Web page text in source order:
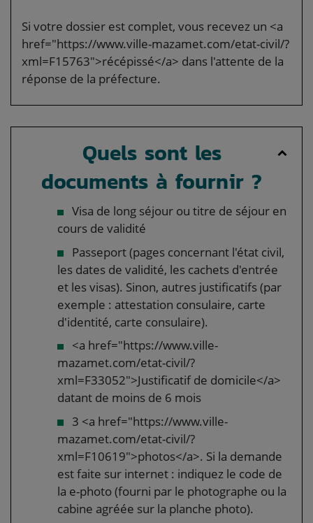
Si votre dossier est complet, vous recevez un <a
href="https://www.ville-mazamet.com/etat-civil/?
xml=F15763">récépissé</a> dans l'attente de la
réponse de la préfecture.
Quels sont les
documents à fournir ?
Visa de long séjour ou titre de séjour en
cours de validité
Passeport (pages concernant l'état civil,
les dates de validité, les cachets d'entrée
et les visas). Sinon, autres justificatifs (par
exemple : attestation consulaire, carte
d'identité, carte consulaire).
<a href="https://www.ville-
mazamet.com/etat-civil/?
xml=F33052">Justificatif de domicile</a>
datant de moins de 6 mois
3 <a href="https://www.ville-
mazamet.com/etat-civil/?
xml=F10619">photos</a>. Si la demande
est faite sur internet : indiquez le code de
la e-photo (fourni par le photographe ou la
cabine agréée sur la planche photo).